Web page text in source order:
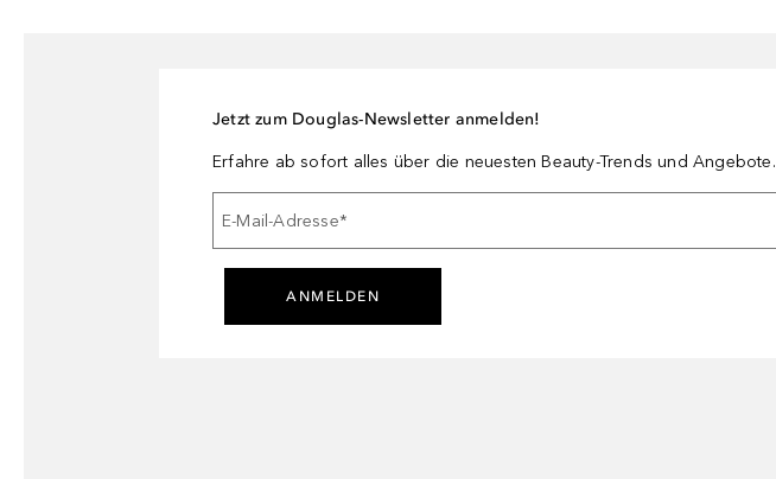
Jetzt zum Douglas-Newsletter anmelden!
Erfahre ab sofort alles über die neuesten Beauty-Trends und Angebote.
E-Mail-Adresse*
ANMELDEN